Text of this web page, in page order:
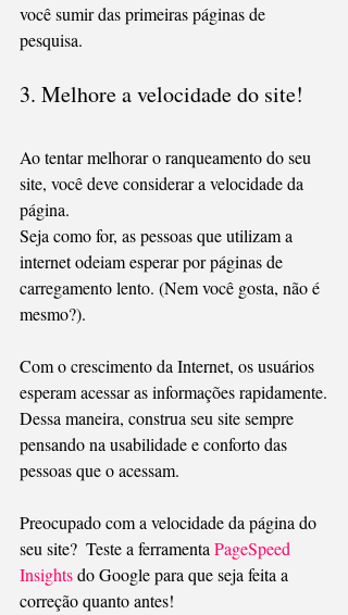
você sumir das primeiras páginas de
pesquisa.
3. Melhore a velocidade do site!
Ao tentar melhorar o ranqueamento do seu
site, você deve considerar a velocidade da
página.
Seja como for, as pessoas que utilizam a
internet odeiam esperar por páginas de
carregamento lento. (Nem você gosta, não é
mesmo?).
Com o crescimento da Internet, os usuários
esperam acessar as informações rapidamente.
Dessa maneira, construa seu site sempre
pensando na usabilidade e conforto das
pessoas que o acessam.
Preocupado com a velocidade da página do
seu site?  Teste a ferramenta PageSpeed
Insights do Google para que seja feita a
correção quanto antes!